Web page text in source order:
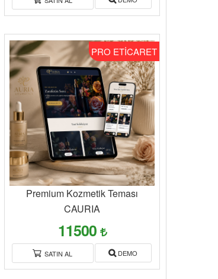
PRO ETİCARET
Premium Kozmetik Teması
CAURIA
11500
SATIN AL DEMO